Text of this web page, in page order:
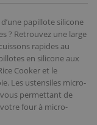
papillote silicone
? Retrouvez une large
rapides au
en silicone aux
Cooker et le
Les ustensiles micro-
permettant de
four à micro-